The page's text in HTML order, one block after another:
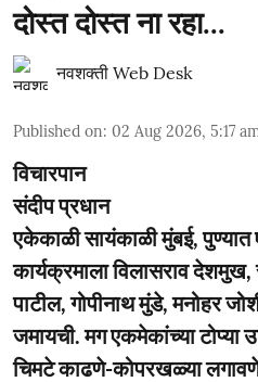
दोस्त दोस्त ना रहा...
नवशक्ती Web Desk
Published on: 02 Aug 2026, 5:17
विचारपान
संदीप प्रधान
एकेकाळी सायंकाळी मुंबई, पुण्यात
कार्यक्रमाला विलासराव
पाटील, गोपीनाथ मुंडे, मनोहर
जमायची. मग एकमेकांच्या टोप्या
चिमटे काढणे-कोपरखळ्या